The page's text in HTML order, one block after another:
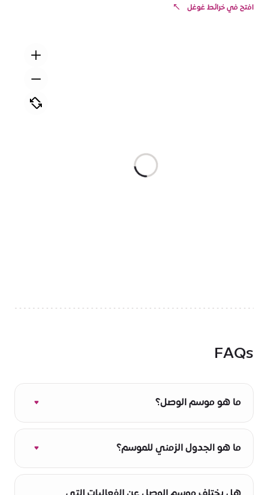
افتح في خرائط غوغل
FAQs
ما هو موسم الوصل؟
موسم الوصل هو أحدث مبادرات مدينة إكسبو دبي؛
فهو يجمع جميع المهرجانات والتجارب الثقافية
المميزة تحت مظلة واحدة، في ساحة الوصل
الشهيرة، القلب النابض لمدينة إكسبو دبي. من 31
أكتوبر 2025 إلى 2 مايو 2026، يجمع بين الموسيقى
ما هو الجدول الزمني للموسم؟
يمتد الموسم من 31 أكتوبر 2025 إلى 2 مايو 2026،
مع مجموعة نابضة بالحياة من المهرجانات والتجارب